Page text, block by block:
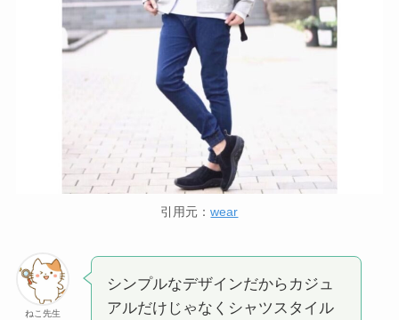
引用元：wear
ねこ先生
シンプルなデザインだからカジュ
アルだけじゃなくシャツスタイル